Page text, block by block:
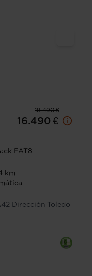
18.490 €
16.490 €
EAT8
km
Dirección Toledo